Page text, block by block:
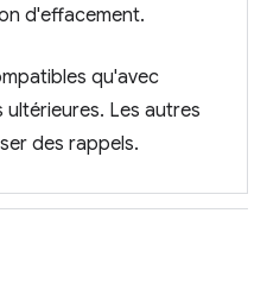
d'effacement.
qu'avec
ultérieures. Les autres
des rappels.